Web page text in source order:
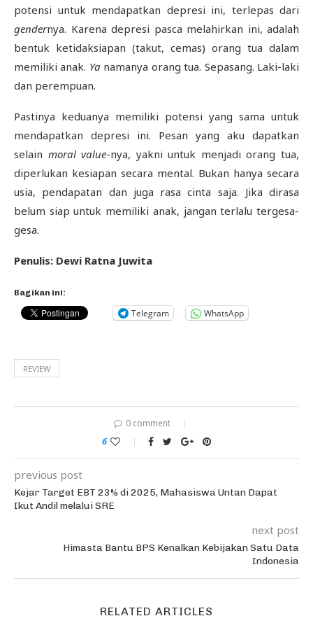
potensi untuk mendapatkan depresi ini, terlepas dari
gendernya. Karena depresi pasca melahirkan ini, adalah
bentuk ketidaksiapan (takut, cemas) orang tua dalam
memiliki anak. Yanamanya orang tua. Sepasang. Laki-laki
dan perempuan.
Pastinya keduanya memiliki potensi yang sama untuk
mendapatkan depresi ini. Pesan yang aku dapatkan
selain moral value-nya, yakni untuk menjadi orang tua,
diperlukan kesiapan secara mental. Bukan hanya secara
usia, pendapatan dan juga rasa cinta saja. Jika dirasa
belum siap untuk memiliki anak, jangan terlalu tergesa-
gesa.
Penulis: Dewi Ratna Juwita
Bagikan ini:
Telegram WhatsApp
REVIEW
0 comment
6
previous post
Kejar Target EBT 23% di 2025, Mahasiswa Untan Dapat
Ikut Andil melalui SRE
next post
Himasta Bantu BPS Kenalkan Kebijakan Satu Data
Indonesia
RELATED ARTICLES